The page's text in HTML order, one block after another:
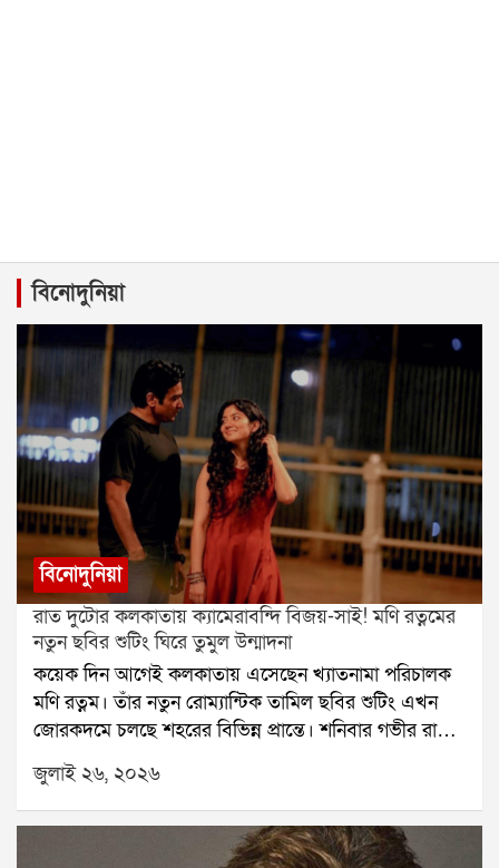
বিনোদুনিয়া
বিনোদুনিয়া
রাত দুটোর কলকাতায় ক্যামেরাবন্দি বিজয়-সাই! মণি রত্নমের
নতুন ছবির শুটিং ঘিরে তুমুল উন্মাদনা
কয়েক দিন আগেই কলকাতায় এসেছেন খ্যাতনামা পরিচালক
মণি রত্নম। তাঁর নতুন রোম্যান্টিক তামিল ছবির শুটিং এখন
জোরকদমে চলছে শহরের বিভিন্ন প্রান্তে। শনিবার গভীর রাতে
হাওড়া ব্রিজে ছবির একটি গুরুত্বপূর্ণ দৃশ্যের শুটিং করেন বিজয়
সেতুপতি ও সাই পল্লবী। রাত হলেও সেখানে উপস্থিত কয়েক
জন পথচারী তাঁদের দেখে উচ্ছ্বসিত হয়ে পড়েন।বুধবার রাতে
কলকাতায় পৌঁছেছিলেন বিজয় সেতুপতি। পরের দিন ভোরে
জুলাই ২৬, ২০২৬